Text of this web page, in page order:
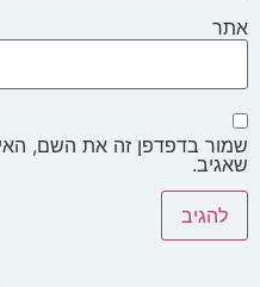
אתר
שמור בדפדפן זה את השם,
שאגיב.